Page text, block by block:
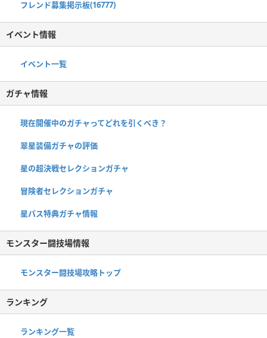
フレンド募集掲示板(16777)
イベント情報
イベント一覧
ガチャ情報
現在開催中のガチャってどれを引くべき？
翠星装備ガチャの評価
星の超決戦セレクションガチャ
冒険者セレクションガチャ
星パス特典ガチャ情報
モンスター闘技場情報
モンスター闘技場攻略トップ
ランキング
ランキング一覧